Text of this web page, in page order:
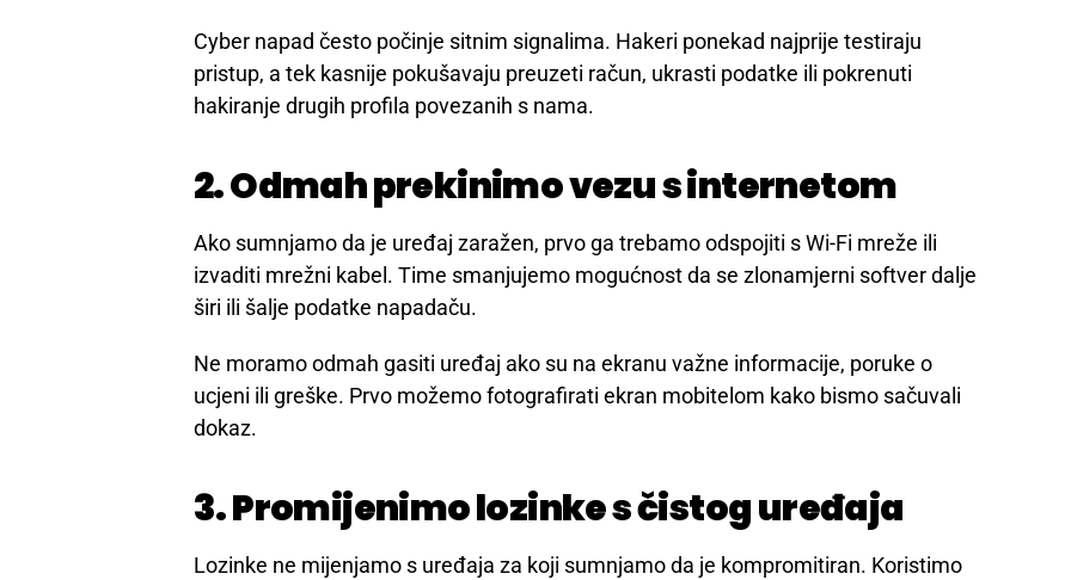
Cyber napad često počinje sitnim signalima. Hakeri ponekad najprije testiraju
hakiranje drugih profila povezanih s nama.
2. Odmah prekinimo vezu s internetom
Ako sumnjamo da je uređaj zaražen, prvo ga trebamo odspojiti s Wi-Fi mreže ili
izvaditi mrežni kabel. Time smanjujemo mogućnost da se zlonamjerni softver dalje
širi ili šalje podatke napadaču.